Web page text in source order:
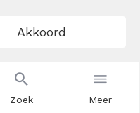
Zoek Meer
Akkoord